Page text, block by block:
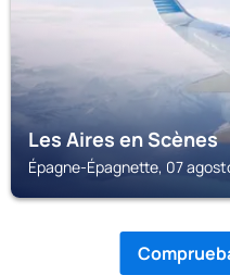
Les Aires en Scènes
Épagne-Épagnette, 07